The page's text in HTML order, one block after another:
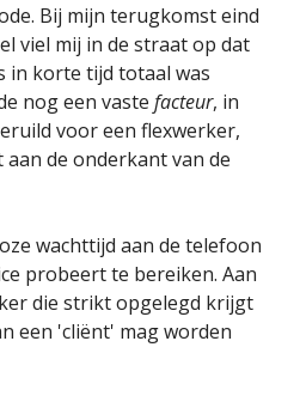
Bij mijn terugkomst eind
viel mij in de straat op dat
in korte tijd totaal was
nog een vaste facteur, in
voor een flexwerker,
de onderkant van de
wachttijd aan de telefoon
probeert te bereiken. Aan
die strikt opgelegd krijgt
een 'cliënt' mag worden